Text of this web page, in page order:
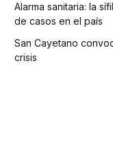
Alarma sanitaria: la
de casos en el país
San Cayetano
crisis